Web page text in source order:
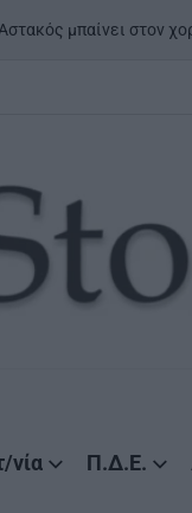
στον χορόon5
νία Π.Δ.Ε.